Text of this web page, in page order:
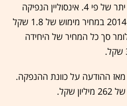
זכויות שהסתיימה בחיתום יתר של פי 4. אינסוליין הנפיקה
אופציות התקפות עד מאי 2014 במחיר מימוש של 1.8 שקל
שקל, כלומר סך כל המחיר של היחידה
מניית החברה עלתה 4% מאז ההודעה על כוונת ההנפקה.
שקל.